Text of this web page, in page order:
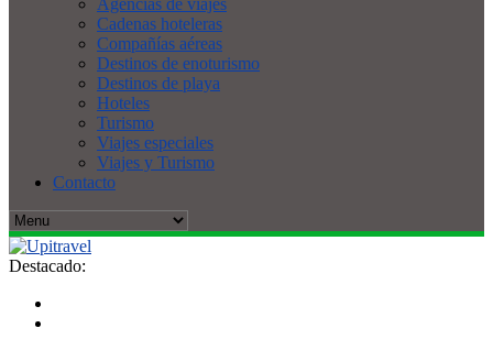
Agencias de viajes
Cadenas hoteleras
Compañías aéreas
Destinos de enoturismo
Destinos de playa
Hoteles
Turismo
Viajes especiales
Viajes y Turismo
Contacto
Destacado: